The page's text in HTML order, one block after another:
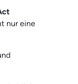
nur eine